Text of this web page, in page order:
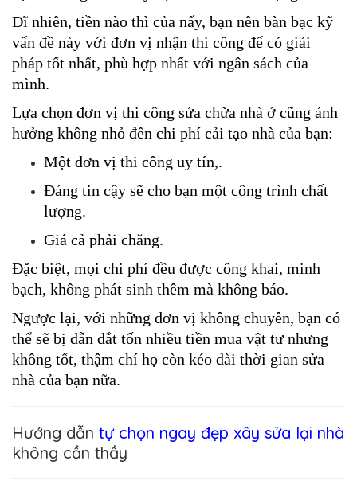
Dĩ nhiên, tiền nào thì của nấy, bạn nên bàn bạc kỹ
vấn đề này với đơn vị nhận thi công để có giải
pháp tốt nhất, phù hợp nhất với ngân sách của
mình.
Lựa chọn đơn vị thi công sửa chữa nhà ở cũng ảnh
hưởng không nhỏ đến chi phí cải tạo nhà của bạn:
Một đơn vị thi công uy tín,.
Đáng tin cậy sẽ cho bạn một công trình chất
lượng.
Giá cả phải chăng.
Đặc biệt, mọi chi phí đều được công khai, minh
bạch, không phát sinh thêm mà không báo.
Ngược lại, với những đơn vị không chuyên, bạn có
thể sẽ bị dẫn dắt tốn nhiều tiền mua vật tư nhưng
không tốt, thậm chí họ còn kéo dài thời gian sửa
nhà của bạn nữa.
Hướng dẫn tự chọn ngay đẹp xây sửa lại nhà
không cần thầy